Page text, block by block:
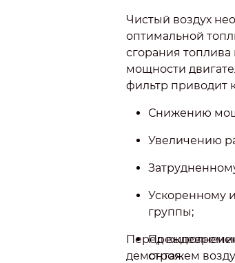
Чистый воздух
оптимальной
сгорания
мощности
фильтр приводит
Снижению
Увеличению
Ускоренному
группы;
строя.
Перед
демонтажем